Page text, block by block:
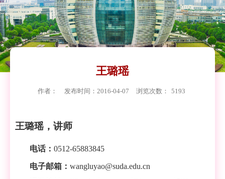
王璐瑶
作者： 发布时间：2016-04-07 浏览次数： 5193
王璐瑶，讲师
电话： 0512-65883845
电子邮箱： wangluyao@suda.edu.cn